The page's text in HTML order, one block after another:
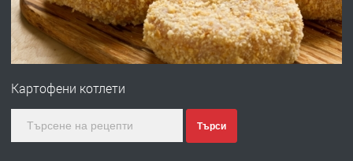
преди 1 година
ПРЕДЛАГА
Професионална зеленчукорезачка
Картофени котлети
Търси